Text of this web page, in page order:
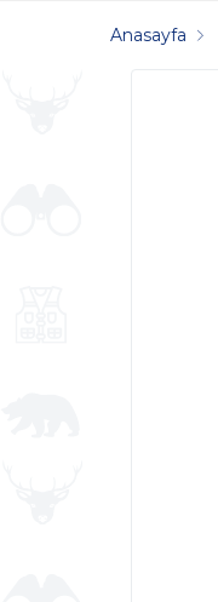
Anasayfa